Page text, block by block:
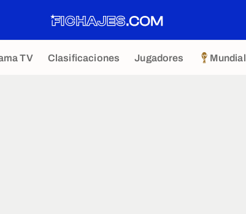
TV Clasificaciones Jugadores Mundial